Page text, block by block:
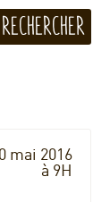
mai 2016
à 9H